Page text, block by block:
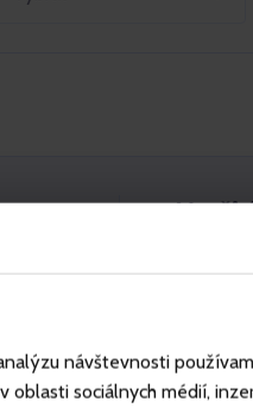
návštevnosti
sociálnych médií,